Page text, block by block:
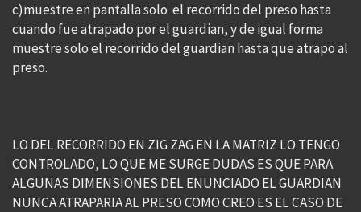
c)muestre en pantalla solo el recorrido del preso hasta
cuando fue atrapado por el guardian, y de igual forma
muestre solo el recorrido del guardian hasta que atrapo al
preso.
LO DEL RECORRIDO EN ZIG ZAG EN LA MATRIZ LO TENGO
CONTROLADO, LO QUE ME SURGE DUDAS ES QUE PARA
ALGUNAS DIMENSIONES DEL ENUNCIADO EL GUARDIAN
NUNCA ATRAPARIA AL PRESO COMO CREO ES EL CASO DE